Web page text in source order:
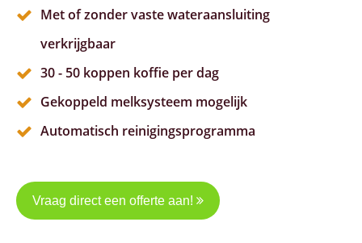
Met of zonder vaste wateraansluiting
verkrijgbaar
30 - 50 koppen koffie per dag
Gekoppeld melksysteem mogelijk
Automatisch reinigingsprogramma
Vraag direct een offerte aan!